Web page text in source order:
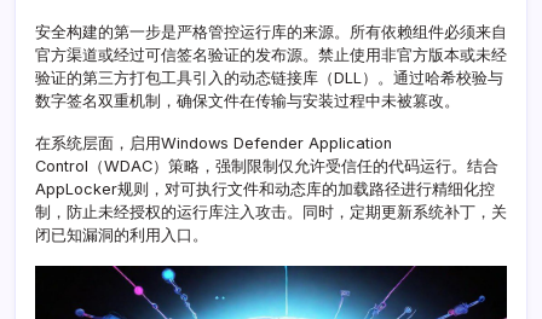
级
防
护
体
系
安全构建的第一步是严格管控运行库的来源。所有依赖组件必须来自
官方渠道或经过可信签名验证的发布源。禁止使用非官方版本或未经
验证的第三方打包工具引入的动态链接库（DLL）。通过哈希校验与
数字签名双重机制，确保文件在传输与安装过程中未被篡改。
在系统层面，启用Windows Defender Application
Control（WDAC）策略，强制限制仅允许受信任的代码运行。结合
AppLocker规则，对可执行文件和动态库的加载路径进行精细化控
制，防止未经授权的运行库注入攻击。同时，定期更新系统补丁，关
闭已知漏洞的利用入口。